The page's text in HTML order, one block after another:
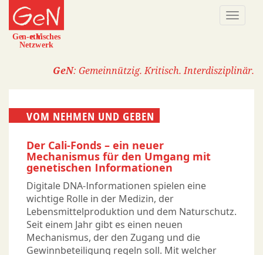
Direkt
zum
Inhalt
GeN: Gemeinnützig. Kritisch. Interdisziplinär.
VOM NEHMEN UND GEBEN
Der Cali-Fonds – ein neuer
Mechanismus für den Umgang mit
genetischen Informationen
Digitale DNA-Informationen spielen eine
wichtige Rolle in der Medizin, der
Lebensmittelproduktion und dem Naturschutz.
Seit einem Jahr gibt es einen neuen
Mechanismus, der den Zugang und die
Gewinnbeteiligung regeln soll. Mit welcher